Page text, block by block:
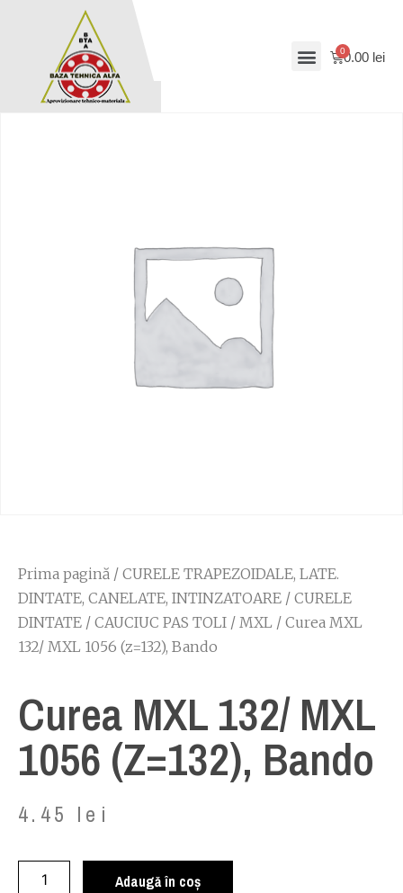
0.00 lei
Prima pagină / CURELE TRAPEZOIDALE, LATE.
DINTATE, CANELATE, INTINZATOARE / CURELE
DINTATE / CAUCIUC PAS TOLI / MXL / Curea MXL
132/ MXL 1056 (z=132), Bando
Curea MXL 132/ MXL
1056 (z=132), Bando
4.45 lei
Adaugă în coș